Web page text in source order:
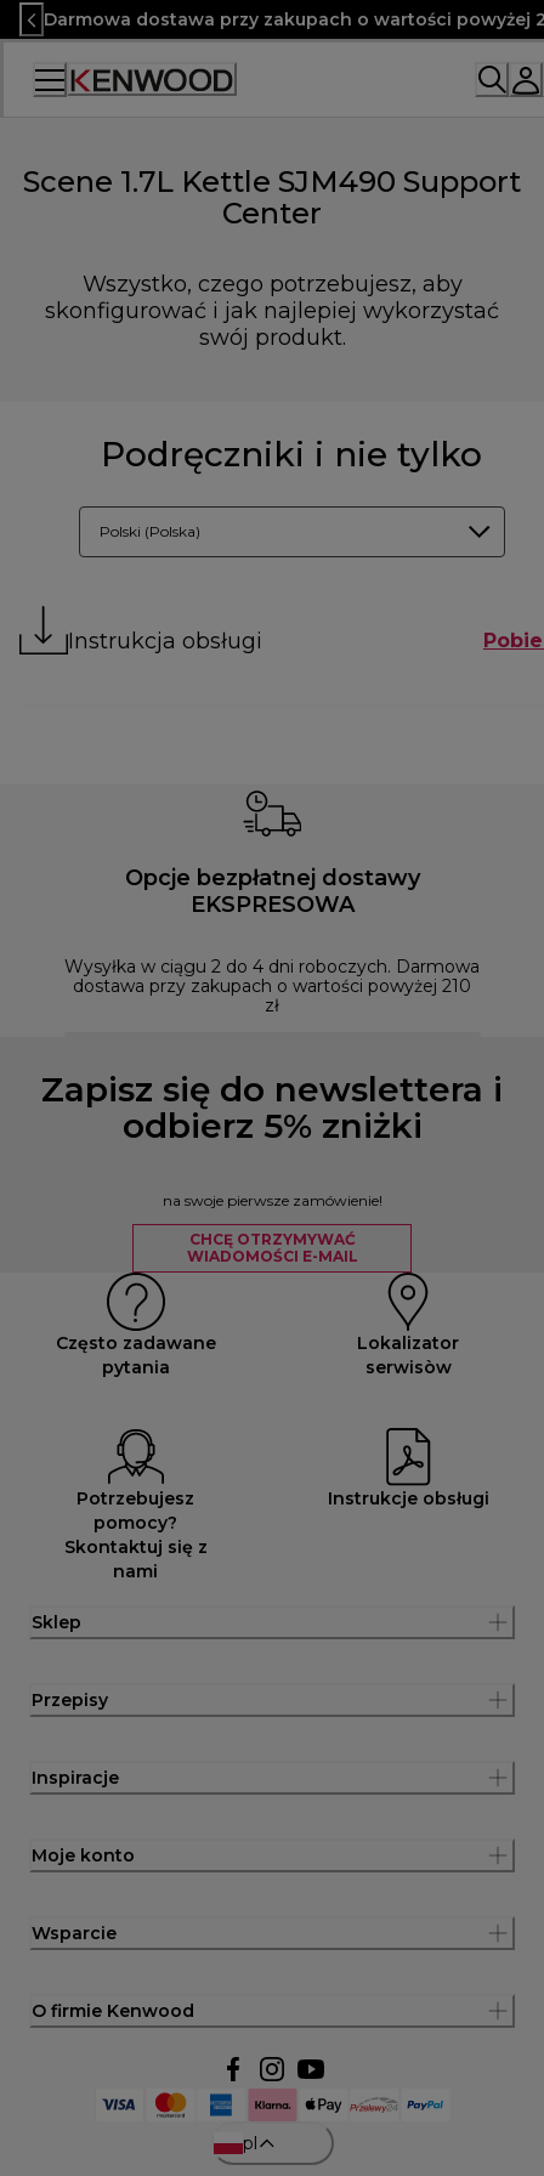
Skip
to
Content
Darmowa dostawa przy zakupach o wartości powyżej
Scene 1.7L Kettle SJM490 Support
Center
Wszystko, czego potrzebujesz, aby
skonfigurować i jak najlepiej wykorzystać
swój produkt.
Podręczniki i nie tylko
Polski (Polska)
Instrukcja obsługi
Opcje bezpłatnej dostawy
EKSPRESOWA
Wysyłka w ciągu 2 do 4 dni roboczych. Darmowa
dostawa przy zakupach o wartości powyżej 210
zł
Zapisz się do newslettera i
odbierz 5% zniżki
na swoje pierwsze zamówienie!
CHCĘ OTRZYMYWAĆ
WIADOMOŚCI E-MAIL
Często zadawane
pytania
Lokalizator
serwisòw
Potrzebujesz
pomocy?
Skontaktuj się z
nami
Instrukcje obsługi
Sklep
Przepisy
Inspiracje
Moje konto
Wsparcie
O firmie Kenwood
pl